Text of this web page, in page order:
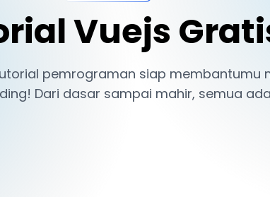
Vuejs
pemrograman siap membantumu
Dari dasar sampai mahir, semua